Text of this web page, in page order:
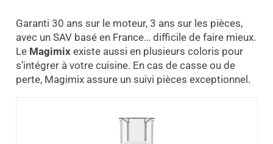
Garanti 30 ans sur le moteur, 3 ans sur les pièces,
avec un SAV basé en France… difficile de faire mieux.
Le Magimixexiste aussi en plusieurs coloris pour
s’intégrer à votre cuisine. En cas de casse ou de
perte, Magimix assure un suivi pièces exceptionnel.